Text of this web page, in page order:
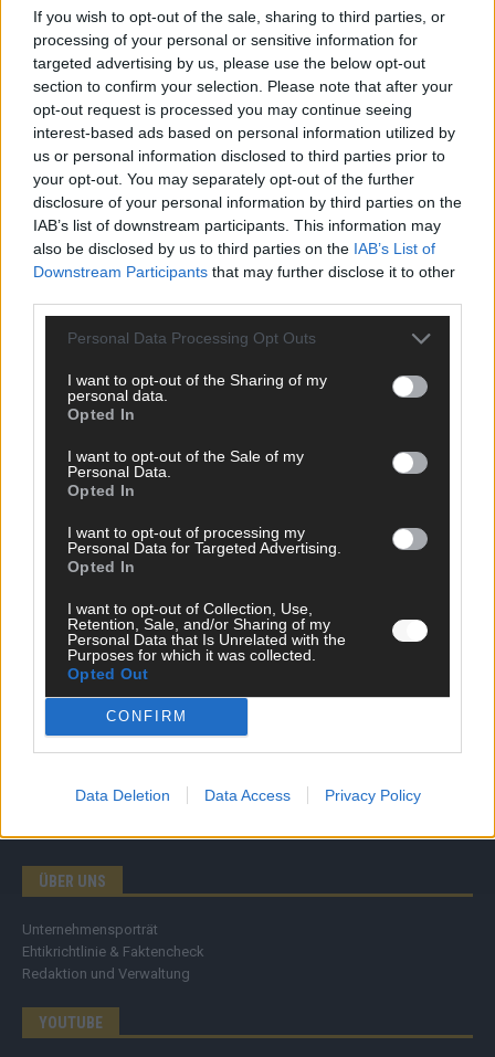
If you wish to opt-out of the sale, sharing to third parties, or
processing of your personal or sensitive information for
targeted advertising by us, please use the below opt-out
section to confirm your selection. Please note that after your
opt-out request is processed you may continue seeing
interest-based ads based on personal information utilized by
us or personal information disclosed to third parties prior to
your opt-out. You may separately opt-out of the further
disclosure of your personal information by third parties on the
IAB’s list of downstream participants. This information may
also be disclosed by us to third parties on the IAB’s List of
Downstream Participants that may further disclose it to other
Personal Data Processing Opt Outs
I want to opt-out of the Sharing of my
personal data.
Opted In
I want to opt-out of the Sale of my
Personal Data.
Opted In
I want to opt-out of processing my
Personal Data for Targeted Advertising.
Opted In
I want to opt-out of Collection, Use,
Retention, Sale, and/or Sharing of my
Personal Data that Is Unrelated with the
Purposes for which it was collected.
Opted Out
CONFIRM
Data Deletion Data Access Privacy Policy
ANZEIGE
SCHNELL ZUM RESSORT
Nachrichten
Ratgeber
Wissen
Kommentar
Streams & Storys
Eurovision
FLASH – DAS VIDEOPORTAL
ÜBER UNS
Unternehmensporträt
Ehtikrichtlinie & Faktencheck
Redaktion und Verwaltung
YOUTUBE